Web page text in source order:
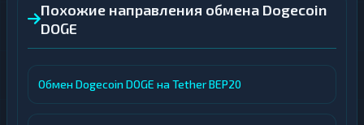
Похожие направления обмена Dogecoin
DOGE
Обмен Dogecoin DOGE на Tether BEP20